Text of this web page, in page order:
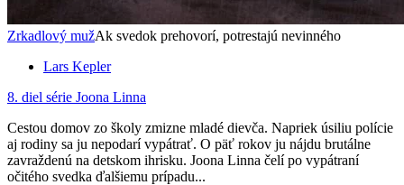
Zrkadlový mužAk svedok prehovorí, potrestajú nevinného
Lars Kepler
8. diel série Joona Linna
Cestou domov zo školy zmizne mladé dievča. Napriek úsiliu polície
aj rodiny sa ju nepodarí vypátrať. O päť rokov ju nájdu brutálne
zavraždenú na detskom ihrisku. Joona Linna čelí po vypátraní
očitého svedka ďalšiemu prípadu...